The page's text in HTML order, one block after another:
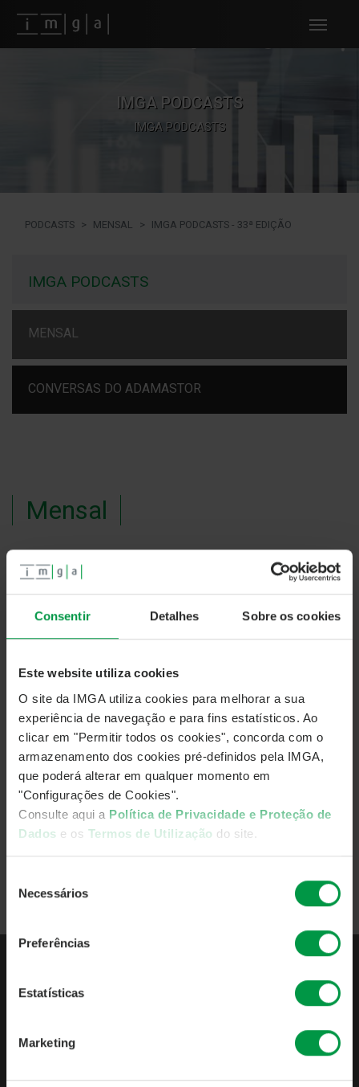
Consentir Detalhes Sobre os cookies
Este website utiliza cookies
O site da IMGA utiliza cookies para melhorar a sua
experiência de navegação e para fins estatísticos. Ao
clicar em "Permitir todos os cookies", concorda com o
armazenamento dos cookies pré-definidos pela IMGA,
que poderá alterar em qualquer momento em
"Configurações de Cookies".
Consulte aqui a Política de Privacidade e Proteção de
Dados e os Termos de Utilização do site.
Necessários
Preferências
Estatísticas
Marketing
Fundos imga
IMGA PODCASTS
IMGA PODCASTS
PODCASTS MENSAL IMGA PODCASTS - 33ª EDIÇÃO
IMGA PODCASTS
MENSAL
CONVERSAS DO ADAMASTOR
Mensal
#33- Mercado Nacional de Fundos de Capital de
Risco e Oferta de Fundos da IMGA
Subscrevam o IMGA Podcasts e sigam-nos nas redes
sociais:
Ver todos os episódio
Voltar
QUEM SOMOS
INDICADORES DE ATIVIDADE
POLÍTICAS & PROCEDIMENTOS